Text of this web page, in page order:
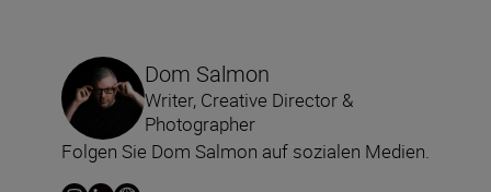
Dom Salmon
Writer, Creative Director &
Photographer
Folgen Sie Dom Salmon auf sozialen Medien.